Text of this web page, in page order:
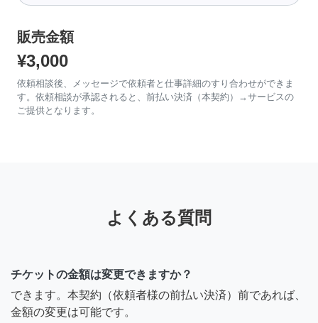
販売金額
¥3,000
依頼相談後、メッセージで依頼者と仕事詳細のすり合わせができま
す。依頼相談が承認されると、前払い決済（本契約）→サービスの
ご提供となります。
よくある質問
チケットの金額は変更できますか？
できます。本契約（依頼者様の前払い決済）前であれば、
金額の変更は可能です。